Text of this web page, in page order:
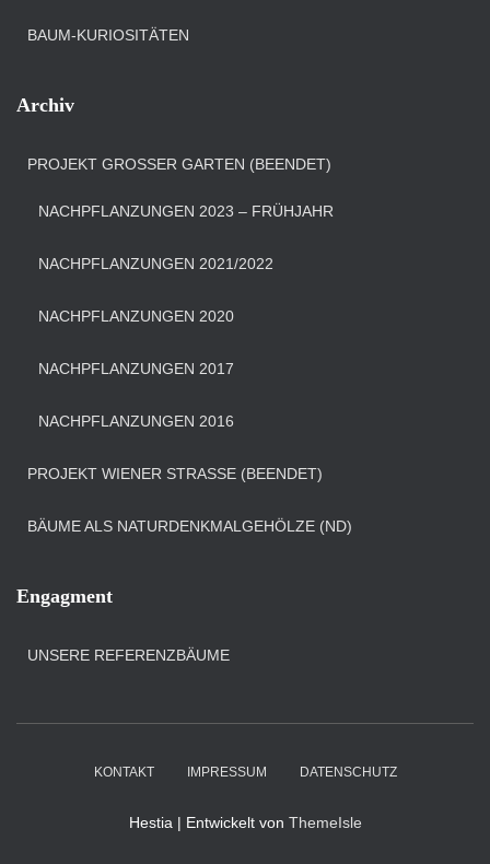
BAUM-KURIOSITÄTEN
Archiv
PROJEKT GROSSER GARTEN (BEENDET)
NACHPFLANZUNGEN 2023 – FRÜHJAHR
NACHPFLANZUNGEN 2021/2022
NACHPFLANZUNGEN 2020
NACHPFLANZUNGEN 2017
NACHPFLANZUNGEN 2016
PROJEKT WIENER STRASSE (BEENDET)
BÄUME ALS NATURDENKMALGEHÖLZE (ND)
Engagment
UNSERE REFERENZBÄUME
KONTAKT IMPRESSUM DATENSCHUTZ
Hestia | Entwickelt von ThemeIsle